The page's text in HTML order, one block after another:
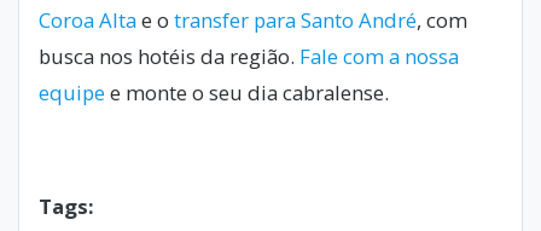
Coroa Altae o transfer para Santo André, com
busca nos hotéis da região. Fale com a nossa
equipee monte o seu dia cabralense.
Tags: